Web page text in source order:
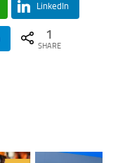
LinkedIn
1
SHARE